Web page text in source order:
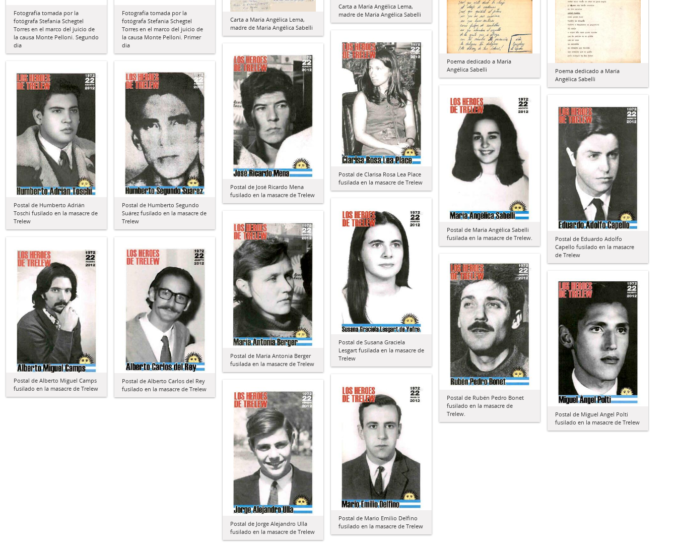
Fotografía tomada por la
fotógrafa Stefania Schegtel
Torres en el marco del juicio de
la causa Monte Pelloni. Segundo
dia
Fotografía tomada por la
fotógrafa Stefania Schegtel
Torres en el marco del juicio de
la causa Monte Pelloni. Primer
dia
Carta a María Angélica Lema,
madre de María Angélica Sabelli
Carta a María Angélica Lema,
madre de María Angélica Sabelli
Poema dedicado a María
Angélica Sabelli
Poema dedicado a María
Angélica Sabelli
Postal de Clarisa Rosa Lea Place
fusilada en la masacre de Trelew
Postal de José Ricardo Mena
fusilado en la masacre de Trelew
Postal de Humberto Adrián
Toschi fusilado en la masacre de
Trelew
Postal de Humberto Segundo
Suárez fusilado en la masacre de
Trelew
Postal de María Angélica Sabelli
fusilada en la masacre de Trelew.
Postal de Eduardo Adolfo
Capello fusilado en la masacre
de Trelew
Postal de Susana Graciela
Lesgart fusilada en la masacre de
Trelew
Postal de María Antonia Berger
fusilada en la masacre de Trelew
Postal de Alberto Miguel Camps
fusilado en la masacre de Trelew
Postal de Alberto Carlos del Rey
fusilado en la masacre de Trelew
Postal de Rubén Pedro Bonet
fusilado en la masacre de
Trelew.
Postal de Miguel Angel Polti
fusilado en la masacre de Trelew
Postal de Mario Emilio Delfino
fusilado en la masacre de Trelew
Postal de Jorge Alejandro Ulla
fusilado en la masacre de Trelew